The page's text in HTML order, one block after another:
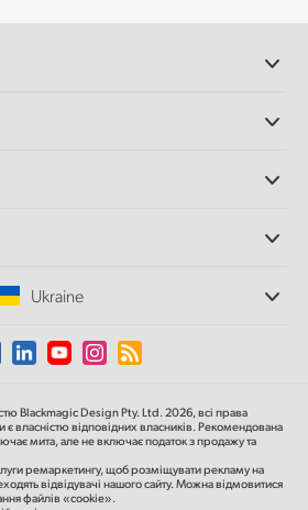
Ukraine
або регіон
Blackmagic Design Pty. Ltd. 2026, всі права
є власністю відповідних власників. Рекомендована
мита, але не включає податок з продажу та
ремаркетингу, щоб розміщувати рекламу на
відвідувачі нашого сайту. Можна відмовитися
файлів «cookie».